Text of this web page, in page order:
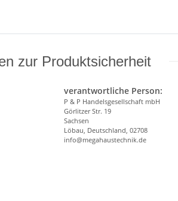
zur Produktsicherheit
verantwortliche Person:
P & P Handelsgesellschaft mbH
Görlitzer Str. 19
Sachsen
Löbau, Deutschland, 02708
info@megahaustechnik.de